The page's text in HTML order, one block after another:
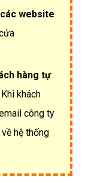
website
hàng tự
khách
công ty
hệ thống